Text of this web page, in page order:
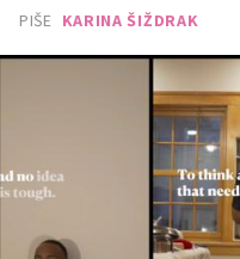
PIŠE KARINA ŠIŽDRAK